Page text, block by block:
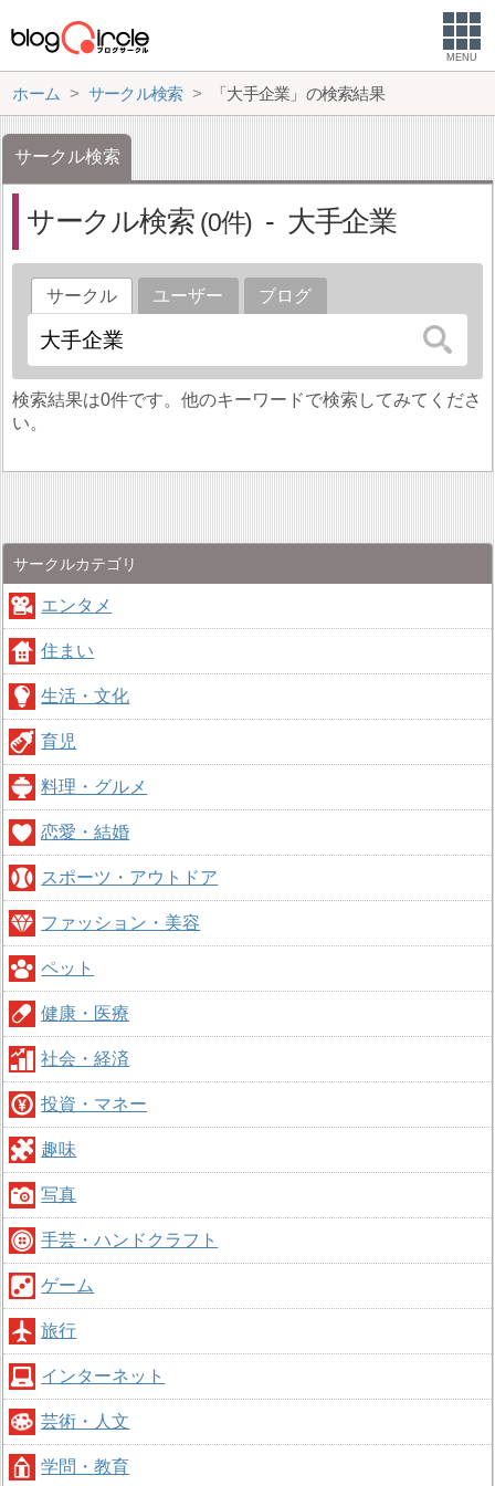
MENU
ホーム サークル検索 「大手企業」の検索結果
サークル検索
サークル検索 0 大手企業
サークル ユーザー ブログ
検索結果は0件です。他のキーワードで検索してみてくださ
い。
サークルカテゴリ
エンタメ
住まい
生活・文化
育児
料理・グルメ
恋愛・結婚
スポーツ・アウトドア
ファッション・美容
ペット
健康・医療
社会・経済
投資・マネー
趣味
写真
手芸・ハンドクラフト
ゲーム
旅行
インターネット
芸術・人文
学問・教育